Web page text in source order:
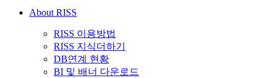
About RISS
RISS 이용방법
RISS 지식더하기
DB연계 현황
BI 및 배너 다운로드